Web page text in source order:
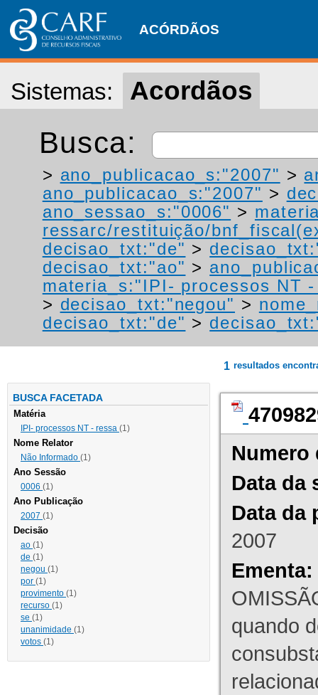
ACÓRDÃOS
Sistemas: Acordãos
Busca:
> ano_publicacao_s:"2007" >
ano_publicacao_s:"2007" >
ano_sessao_s:"0006" >
ressarc/restituição/
decisao_txt:"de" >
decisao_txt:"ao" >
materia_s:"IPI- processos NT
> decisao_txt:"negou" >
decisao_txt:"de" >
BUSCA FACETADA
Matéria
IPI- processos NT - ressa (1)
Nome Relator
Não Informado (1)
Ano Sessão
0006 (1)
Ano Publicação
2007 (1)
Decisão
ao (1)
de (1)
negou (1)
por (1)
provimento (1)
recurso (1)
se (1)
unanimidade (1)
votos (1)
1 resultados
Numero
Data da
Data da
2007
Ementa:
quando